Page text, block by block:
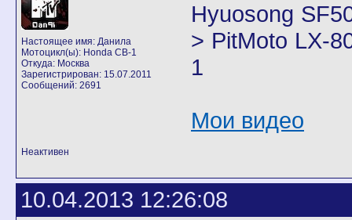
Настоящее имя: Данила
Мотоцикл(ы): Honda CB-1
Откуда: Москва
Зарегистрирован: 15.07.2011
Сообщений: 2691
Hyuosong
> PitMoto LX-
1
Мои видео
Неактивен
10.04.2013 12:26:08